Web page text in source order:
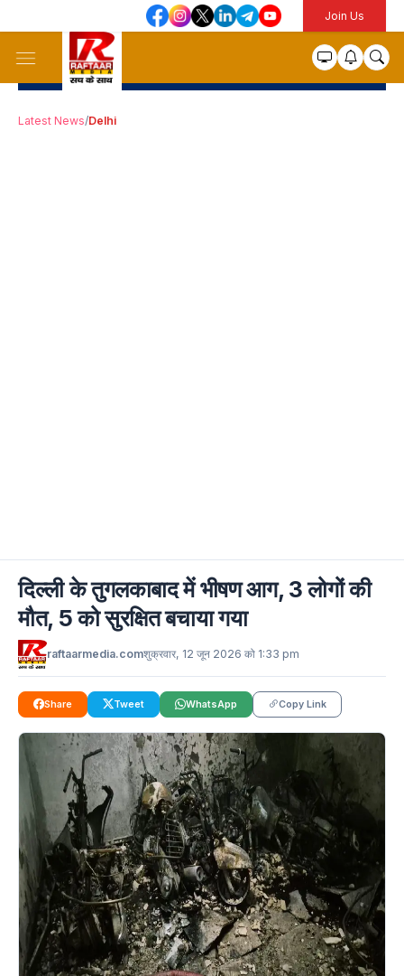
Join Us
Latest News/Delhi
दिल्ली के तुगलकाबाद में भीषण आग, 3 लोगों की
मौत, 5 को सुरक्षित बचाया गया
raftaarmedia.comशुक्रवार, 12 जून 2026 को 1:33 pm
Share Tweet WhatsApp Copy Link